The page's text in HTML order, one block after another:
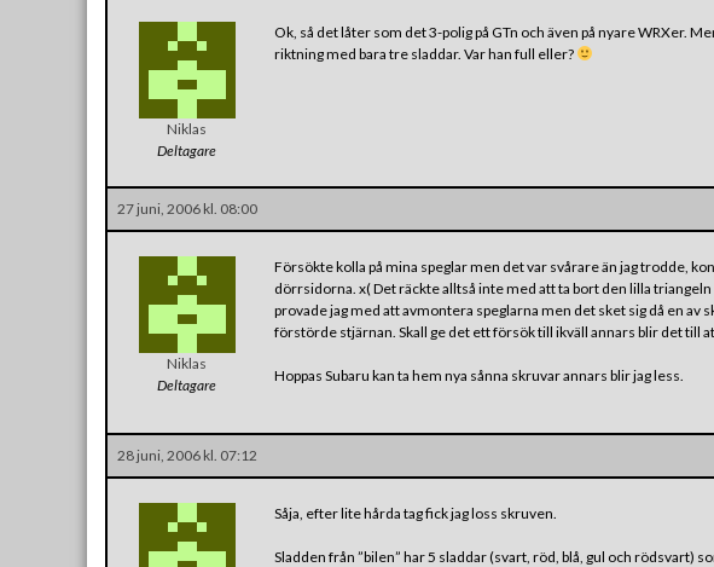
Niklas
Deltagare
Ok, så det låter som det 3-polig på GTn och även på nyare WRXer.
riktning med bara tre sladdar. Var han full eller?
27 juni, 2006 kl. 08:00
Niklas
Deltagare
Försökte kolla på mina speglar men det var svårare än jag trodde,
dörrsidorna. x( Det räckte alltså inte med att ta bort den lilla
provade jag med att avmontera speglarna men det sket sig då en av
förstörde stjärnan. Skall ge det ett försök till ikväll annars blir det till
Hoppas Subaru kan ta hem nya sånna skruvar annars blir jag less.
28 juni, 2006 kl. 07:12
Såja, efter lite hårda tag fick jag loss skruven.
Sladden från ”bilen” har 5 sladdar (svart, röd, blå, gul och rödsvart)